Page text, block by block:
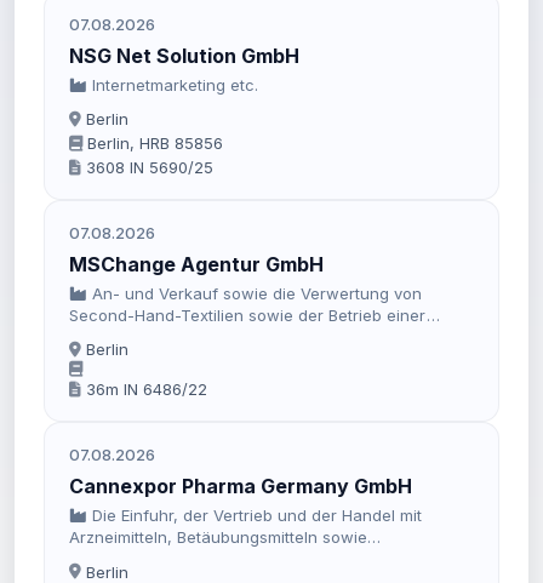
07.08.2026
NSG Net Solution GmbH
Internetmarketing etc.
Berlin
Berlin, HRB 85856
3608 IN 5690/25
07.08.2026
MSChange Agentur GmbH
An- und Verkauf sowie die Verwertung von
Second-Hand-Textilien sowie der Betrieb einer
Agentur zur Organisation und Durchfuhrung von
Verkaufsveranstaltungen
Berlin
36m IN 6486/22
07.08.2026
Cannexpor Pharma Germany GmbH
Die Einfuhr, der Vertrieb und der Handel mit
Arzneimitteln, Betäubungsmitteln sowie
Rezepturgrundlagen.
Berlin